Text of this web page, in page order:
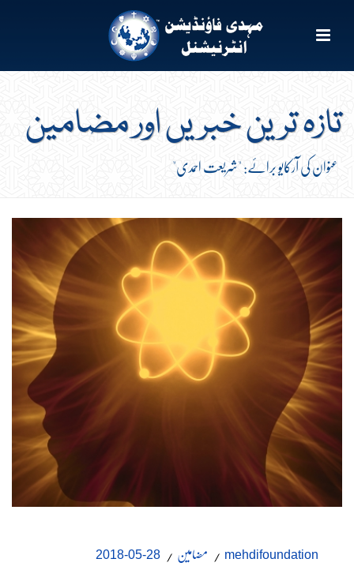
تازہ ترین خبریں اور مضامین
عنوان کی آرکایو برائے: "شریعت احمدی"
mehdifoundation مضامین 28-05-2018